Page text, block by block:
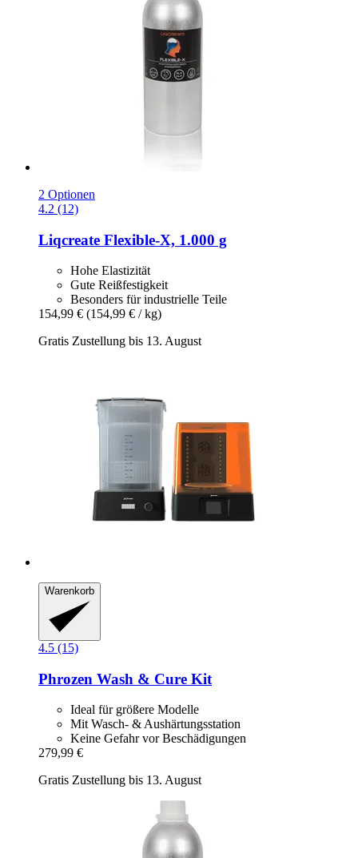
2 Optionen
4.2 (12)
Liqcreate Flexible-​X, 1.000 g
Hohe Elastizität
Gute Reißfestigkeit
Besonders für industrielle Teile
154,99 € (154,99 € / kg)
Gratis Zustellung bis 13. August
Warenkorb
4.5 (15)
Phrozen Wash & Cure Kit
Ideal für größere Modelle
Mit Wasch- & Aushärtungsstation
Keine Gefahr vor Beschädigungen
279,99 €
Gratis Zustellung bis 13. August